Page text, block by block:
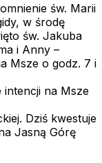
św. Marii
w środę
św. Jakuba
i Anny –
Msze o godz. 7 i
intencji na Msze
Dziś kwestuje
Jasną Górę